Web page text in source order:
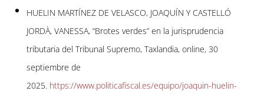
HUELIN MARTÍNEZ DE VELASCO, JOAQUÍN Y CASTELLÓ
JORDÀ, VANESSA, “Brotes verdes” en la jurisprudencia
tributaria del Tribunal Supremo, Taxlandia, online, 30
septiembre de
2025. https://www.politicafiscal.es/equipo/joaquin-huelin-